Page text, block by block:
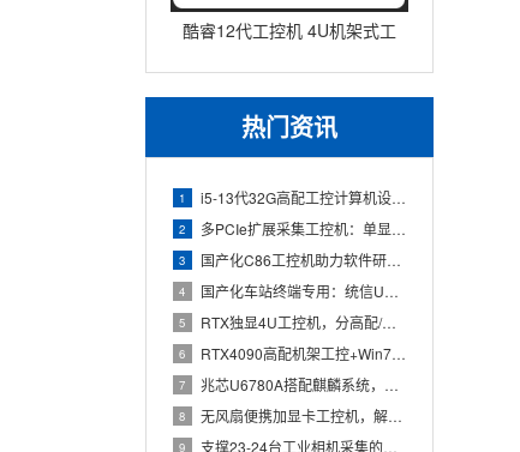
酷睿12代工控机 4U机架式工
业控制器 DT-610L-IZ
热门资讯
1 i5-13代32G高配工控计算机设备，智能制造工位整机显示成
2 多PCIe扩展采集工控机：单显卡+多路采集卡高性价比方案
3 国产化C86工控机助力软件研发：从需求分析到落地部署
4 国产化车站终端专用：统信UOS兆芯八核嵌入式轨交工控机落地方
5 RTX独显4U工控机，分高配/低配适配无人机作业全场景
6 RTX4090高配机架工控+Win7加固笔记本，航空测控硬件
7 兆芯U6780A搭配麒麟系统，国产化工控机赋能航站楼航显调度
8 无风扇便携加显卡工控机，解决户外高波特率串口采集难题
9 支撑23-24台工业相机采集的高配置工控机解决方案推荐